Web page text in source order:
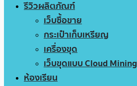
รีวิวผลิตภัณฑ์
เว็บซื้อขาย
กระเป๋าเก็บเหรียญ
เครื่องขุด
เว็บขุดแบบ Cloud Mining
ห้องเรียน